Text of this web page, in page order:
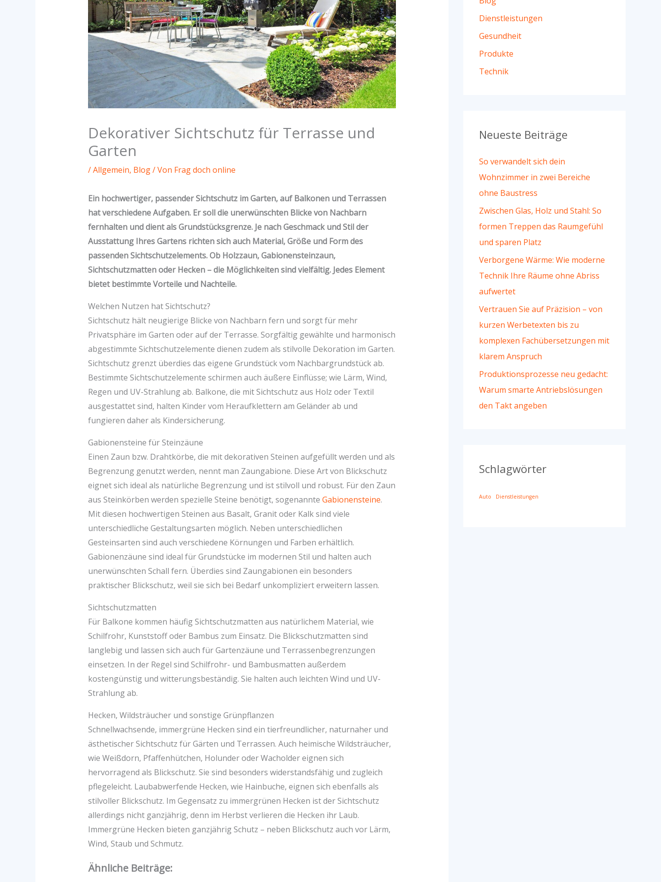
Dekorativer Sichtschutz für Terrasse und
Garten
/Allgemein, Blog/ Von Frag doch online
Ein hochwertiger, passender Sichtschutz im Garten, auf Balkonen und Terrassen
hat verschiedene Aufgaben. Er soll die unerwünschten Blicke von Nachbarn
fernhalten und dient als Grundstücksgrenze. Je nach Geschmack und Stil der
Ausstattung Ihres Gartens richten sich auch Material, Größe und Form des
passenden Sichtschutzelements. Ob Holzzaun, Gabionensteinzaun,
Sichtschutzmatten oder Hecken – die Möglichkeiten sind vielfältig. Jedes Element
bietet bestimmte Vorteile und Nachteile.
Welchen Nutzen hat Sichtschutz?
Sichtschutz hält neugierige Blicke von Nachbarn fern und sorgt für mehr
Privatsphäre im Garten oder auf der Terrasse. Sorgfältig gewählte und harmonisch
abgestimmte Sichtschutzelemente dienen zudem als stilvolle Dekoration im Garten.
Sichtschutz grenzt überdies das eigene Grundstück vom Nachbargrundstück ab.
Bestimmte Sichtschutzelemente schirmen auch äußere Einflüsse; wie Lärm, Wind,
Regen und UV-Strahlung ab. Balkone, die mit Sichtschutz aus Holz oder Textil
ausgestattet sind, halten Kinder vom Heraufklettern am Geländer ab und
fungieren daher als Kindersicherung.
Gabionensteine für Steinzäune
Einen Zaun bzw. Drahtkörbe, die mit dekorativen Steinen aufgefüllt werden und als
Begrenzung genutzt werden, nennt man Zaungabione. Diese Art von Blickschutz
eignet sich ideal als natürliche Begrenzung und ist stilvoll und robust. Für den Zaun
aus Steinkörben werden spezielle Steine benötigt, sogenannte Gabionensteine.
Mit diesen hochwertigen Steinen aus Basalt, Granit oder Kalk sind viele
unterschiedliche Gestaltungsarten möglich. Neben unterschiedlichen
Gesteinsarten sind auch verschiedene Körnungen und Farben erhältlich.
Gabionenzäune sind ideal für Grundstücke im modernen Stil und halten auch
unerwünschten Schall fern. Überdies sind Zaungabionen ein besonders
praktischer Blickschutz, weil sie sich bei Bedarf unkompliziert erweitern lassen.
Sichtschutzmatten
Für Balkone kommen häufig Sichtschutzmatten aus natürlichem Material, wie
Schilfrohr, Kunststoff oder Bambus zum Einsatz. Die Blickschutzmatten sind
langlebig und lassen sich auch für Gartenzäune und Terrassenbegrenzungen
einsetzen. In der Regel sind Schilfrohr- und Bambusmatten außerdem
kostengünstig und witterungsbeständig. Sie halten auch leichten Wind und UV-
Strahlung ab.
Hecken, Wildsträucher und sonstige Grünpflanzen
Schnellwachsende, immergrüne Hecken sind ein tierfreundlicher, naturnaher und
ästhetischer Sichtschutz für Gärten und Terrassen. Auch heimische Wildsträucher,
wie Weißdorn, Pfaffenhütchen, Holunder oder Wacholder eignen sich
hervorragend als Blickschutz. Sie sind besonders widerstandsfähig und zugleich
pflegeleicht. Laubabwerfende Hecken, wie Hainbuche, eignen sich ebenfalls als
stilvoller Blickschutz. Im Gegensatz zu immergrünen Hecken ist der Sichtschutz
allerdings nicht ganzjährig, denn im Herbst verlieren die Hecken ihr Laub.
Immergrüne Hecken bieten ganzjährig Schutz – neben Blickschutz auch vor Lärm,
Wind, Staub und Schmutz.
Ähnliche Beiträge:
c
h
:
Dienstleistungen
Gesundheit
Produkte
Technik
Neueste Beiträge
So verwandelt sich dein
Wohnzimmer in zwei Bereiche
ohne Baustress
Zwischen Glas, Holz und Stahl: So
formen Treppen das Raumgefühl
und sparen Platz
Verborgene Wärme: Wie moderne
Technik Ihre Räume ohne Abriss
aufwertet
Vertrauen Sie auf Präzision – von
kurzen Werbetexten bis zu
komplexen Fachübersetzungen mit
klarem Anspruch
Produktionsprozesse neu gedacht:
Warum smarte Antriebslösungen
den Takt angeben
Schlagwörter
Auto Dienstleistungen